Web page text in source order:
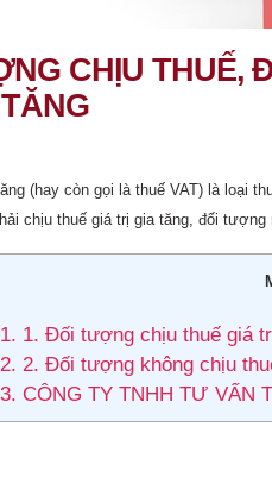
CHỊU THUẾ,
(hay còn gọi là thuế VAT) là loại
chịu thuế giá trị gia tăng, đối tượng
1. 1. Đối tượng chịu thuế giá
2. 2. Đối tượng không chịu
3. CÔNG TY TNHH TƯ VẤN